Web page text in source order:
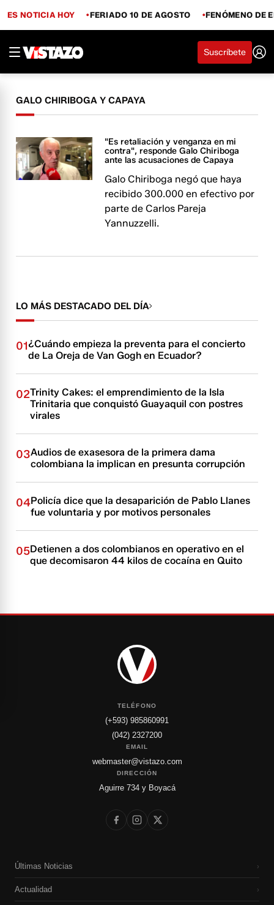
ES NOTICIA HOY FERIADO 10 DE AGOSTO FENÓMENO DE
Suscríbete
GALO CHIRIBOGA Y CAPAYA
"Es retaliación y venganza en mi
contra", responde Galo Chiriboga
ante las acusaciones de Capaya
Galo Chiriboga negó que haya
recibido 300.000 en efectivo por
parte de Carlos Pareja
Yannuzzelli.
LO MÁS DESTACADO DEL DÍA
01¿Cuándo empieza la preventa para el concierto
de La Oreja de Van Gogh en Ecuador?
02Trinity Cakes: el emprendimiento de la Isla
Trinitaria que conquistó Guayaquil con postres
virales
03Audios de exasesora de la primera dama
colombiana la implican en presunta corrupción
04Policía dice que la desaparición de Pablo Llanes
fue voluntaria y por motivos personales
05Detienen a dos colombianos en operativo en el
que decomisaron 44 kilos de cocaína en Quito
TELÉFONO
(+593) 985860991
(042) 2327200
EMAIL
webmaster@vistazo.com
DIRECCIÓN
Aguirre 734 y Boyacá
Últimas Noticias ›
Actualidad ›